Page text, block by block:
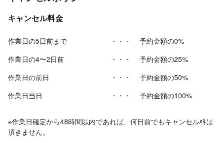
キャンセル料金
作業日の5日前まで ・・・
予約金額の0%
作業日の4〜2日前
・・・
予約金額の25%
作業日の前日
・・・
予約金額の50%
作業日当日
・・・ 予約金額の100%
※作業日確定から48時間以内であれば、何日前でもキャンセル料は
頂きません。